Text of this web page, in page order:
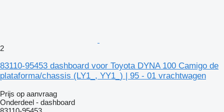
2
83110-95453 dashboard voor Toyota DYNA 100 Camigo de
plataforma/chassis (LY1_, YY1_) | 95 - 01 vrachtwagen
Prijs op aanvraag
Onderdeel - dashboard